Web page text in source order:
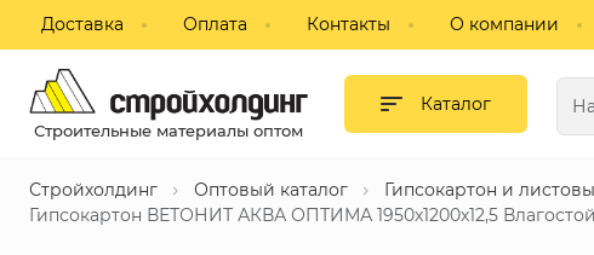
Доставка Оплата Контакты О компании
Строительные материалы оптом
Каталог
Гипсокартон и листовые
материалы
Сухие смеси
Изоляция
Стройхолдинг Оптовый каталог Гипсокартон и
Гипсокартон ВЕТОНИТ АКВА ОПТИМА 1950х1200х12,5